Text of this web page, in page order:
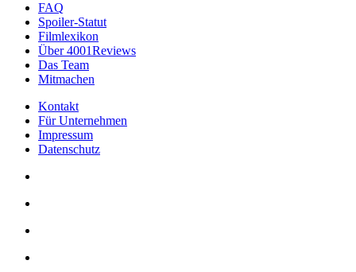
FAQ
Spoiler-Statut
Filmlexikon
Über 4001Reviews
Das Team
Mitmachen
Kontakt
Für Unternehmen
Impressum
Datenschutz